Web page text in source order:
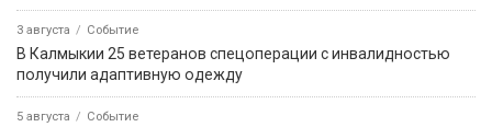
3 августа Событие
В Калмыкии 25 ветеранов спецоперации с инвалидностью
получили адаптивную одежду
5 августа Событие